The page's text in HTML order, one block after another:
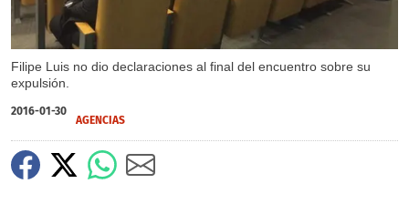
Filipe Luis no dio declaraciones al final del encuentro sobre su
expulsión.
2016-01-30
AGENCIAS